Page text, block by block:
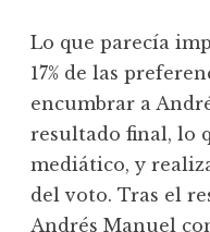
Lo que parecía
17% de las
encumbrar a
resultado final, lo
mediático, y
del voto. Tras el
Andrés Manuel